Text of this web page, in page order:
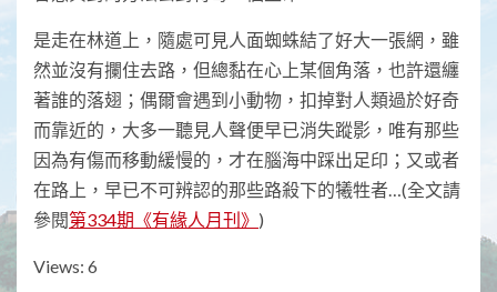
是走在林道上，隨處可見人面蜘蛛結了好大一張網，雖
然並沒有攔住去路，但總黏在心上某個角落，也許還纏
著誰的落翅；偶爾會遇到小動物，扣掉對人類過於好奇
而靠近的，大多一聽見人聲便早已消失蹤影，唯有那些
因為有傷而移動緩慢的，才在腦海中踩出足印；又或者
在路上，早已不可辨認的那些路殺下的犧牲者…(全文請
參閱第334期《有緣人月刊》 )
Views: 6